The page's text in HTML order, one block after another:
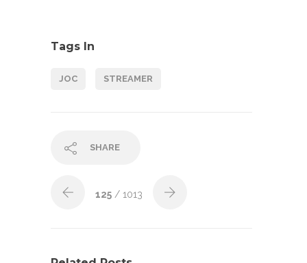
Tags In
JOC STREAMER
SHARE
125 / 1013